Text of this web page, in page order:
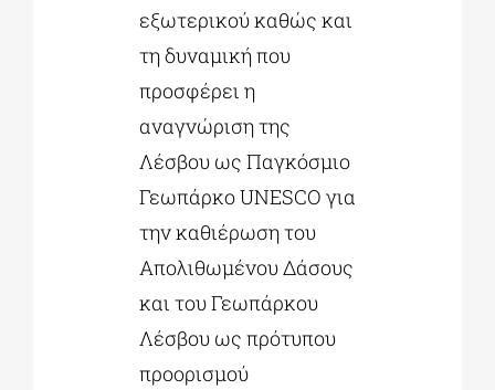
εξωτερικού καθώς και
τη δυναμική που
προσφέρει η
αναγνώριση της
Λέσβου ως Παγκόσμιο
Γεωπάρκο UNESCO για
την καθιέρωση του
Απολιθωμένου Δάσους
και του Γεωπάρκου
Λέσβου ως πρότυπου
προορισμού